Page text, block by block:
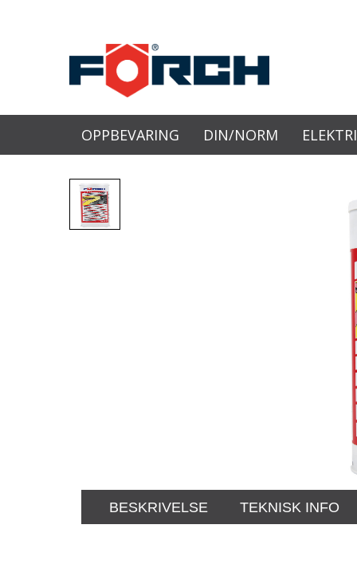
OPPBEVARING DIN/NORM
BESKRIVELSE TEKNISK INFO